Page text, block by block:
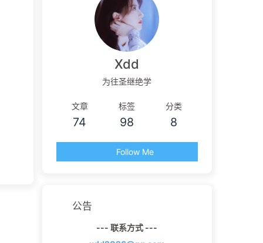
Xdd
为往圣继绝学
文章
74
标签
98
分类
8
Follow Me
公告
--- 联系方式 ---